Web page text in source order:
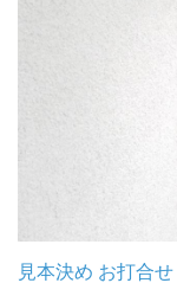
見本決め お打合せ